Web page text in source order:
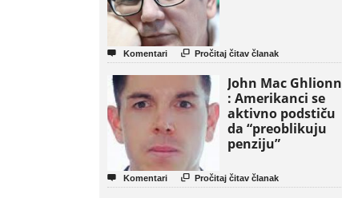
 Komentari  Pročitaj čitav članak
John Mac Ghlionn
: Amerikanci se
aktivno podstiču
da “preoblikuju
penziju”
 Komentari  Pročitaj čitav članak